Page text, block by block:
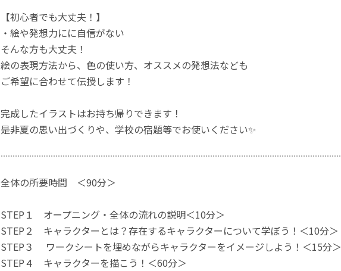
【初心者でも大丈夫！】
・絵や発想力にに自信がない
そんな方も大丈夫！
絵の表現方法から、色の使い方、オススメの発想法なども
ご希望に合わせて伝授します！
完成したイラストはお持ち帰りできます！
是非夏の思い出づくりや、学校の宿題等でお使いください✨
全体の所要時間 ＜90分＞
STEP１ オープニング・全体の流れの説明＜10分＞
STEP２ キャラクターとは？存在するキャラクターについて学ぼう！＜10分＞
STEP３ ワークシートを埋めながらキャラクターをイメージしよう！＜15分＞
STEP４ キャラクターを描こう！＜60分＞